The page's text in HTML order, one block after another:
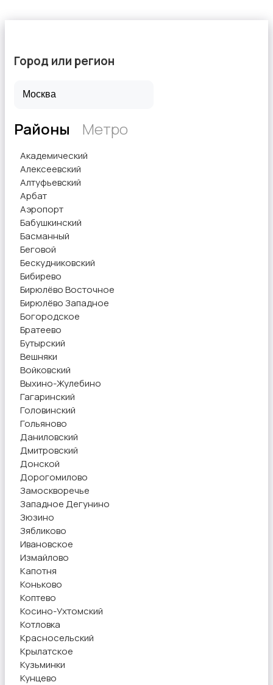
Город или регион
Районы Метро
Академический
Алексеевский
Алтуфьевский
Арбат
Аэропорт
Бабушкинский
Басманный
Беговой
Бескудниковский
Бибирево
Бирюлёво Восточное
Бирюлёво Западное
Богородское
Братеево
Бутырский
Вешняки
Войковский
Выхино-Жулебино
Гагаринский
Головинский
Гольяново
Даниловский
Дмитровский
Донской
Дорогомилово
Замоскворечье
Западное Дегунино
Зюзино
Зябликово
Ивановское
Измайлово
Капотня
Коньково
Коптево
Косино-Ухтомский
Котловка
Красносельский
Крылатское
Кузьминки
Кунцево